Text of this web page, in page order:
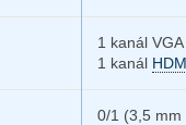
1 kanál VGA
1 kanál
0/1 (3,5 mm